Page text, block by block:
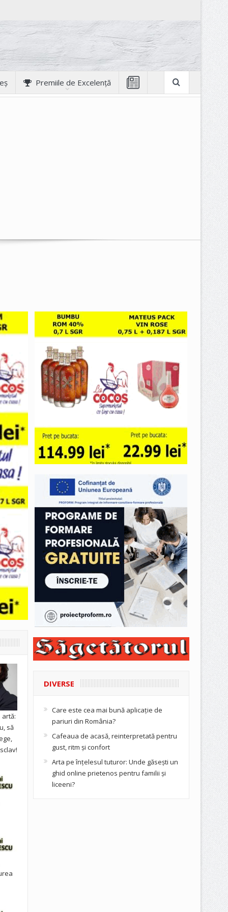
Premiile de Excelență
să
DIVERSE
Care este cea mai bună aplicație de
pariuri din România?
Cafeaua de acasă, reinterpretată pentru
gust, ritm și confort
Arta pe înțelesul tuturor: Unde găsești un
ghid online prietenos pentru familii și
liceeni?